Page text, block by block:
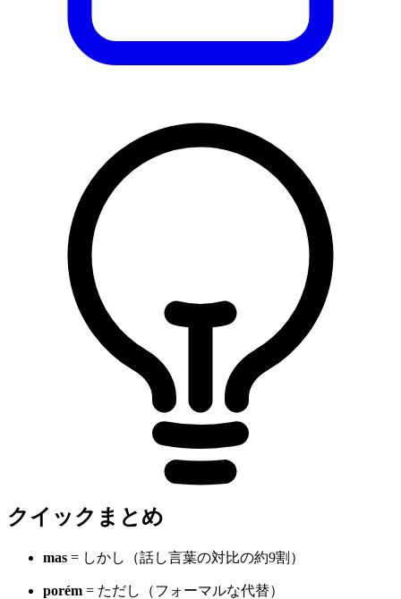
クイックまとめ
mas = しかし（話し言葉の対比の約9割）
porém = ただし（フォーマルな代替）